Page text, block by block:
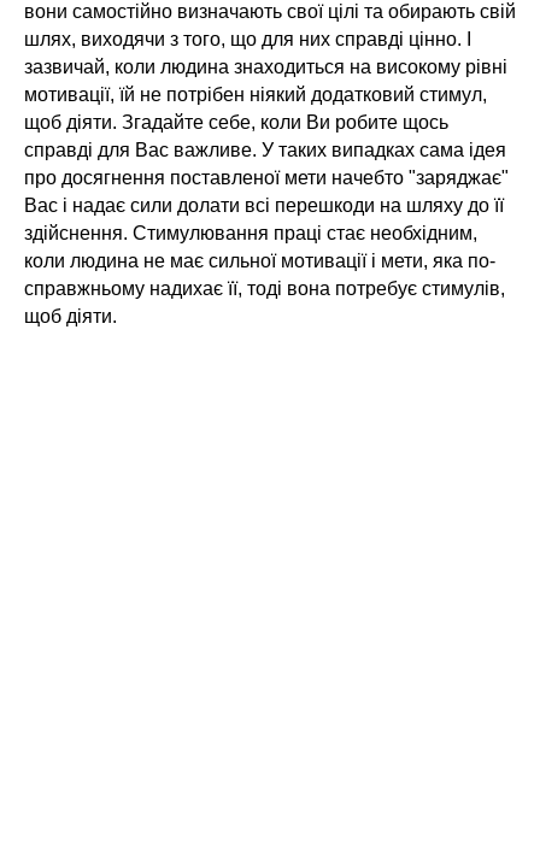
вони самостійно визначають свої цілі та обирають свій
шлях, виходячи з того, що для них справді цінно. І
зазвичай, коли людина знаходиться на високому рівні
мотивації, їй не потрібен ніякий додатковий стимул,
щоб діяти. Згадайте себе, коли Ви робите щось
справді для Вас важливе. У таких випадках сама ідея
про досягнення поставленої мети начебто "заряджає"
Вас і надає сили долати всі перешкоди на шляху до її
здійснення. Стимулювання праці стає необхідним,
коли людина не має сильної мотивації і мети, яка по-
справжньому надихає її, тоді вона потребує стимулів,
щоб діяти.